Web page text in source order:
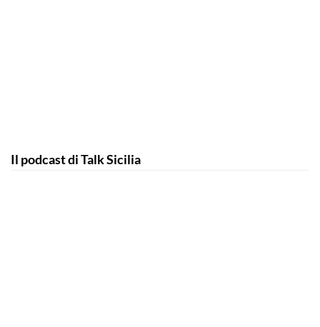
Il podcast di Talk Sicilia